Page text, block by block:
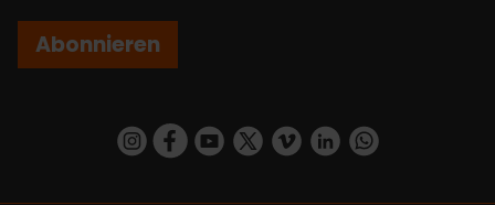
Abonnieren
https://www.instagram.com/visit_valencia/
https://www.facebook.com/
https://www.youtube.com/user/
https://twitter.com/_VivaValencia
https://vimeo.com/
https://www.linkedin.com/company/turismo-valencia/https://api.whatsapp.com/send/